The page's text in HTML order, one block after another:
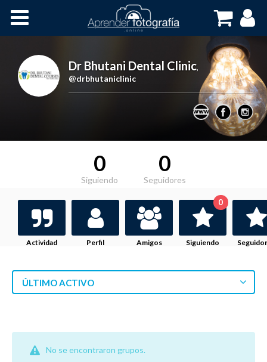
Cursos OnLine
Dr Bhutani Dental Clinic,
@drbhutaniclinic
0
Siguiendo
0
Seguidores
Actividad Perfil Amigos Siguiendo
0
ÚLTIMO ACTIVO
No se encontraron grupos.